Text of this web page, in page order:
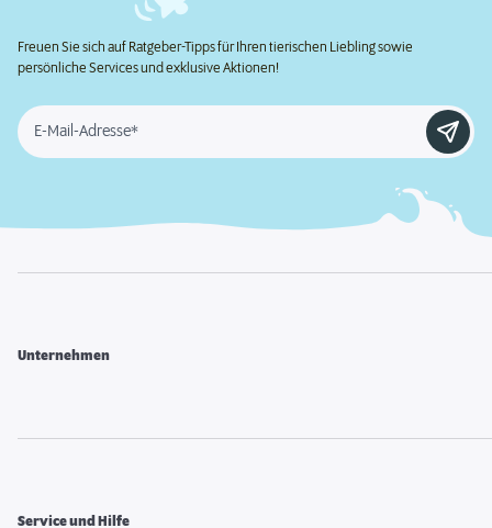
Freuen Sie sich auf Ratgeber-Tipps für Ihren tierischen Liebling sowie
persönliche Services und exklusive Aktionen!
E-Mail-Adresse*
Unternehmen
Service und Hilfe